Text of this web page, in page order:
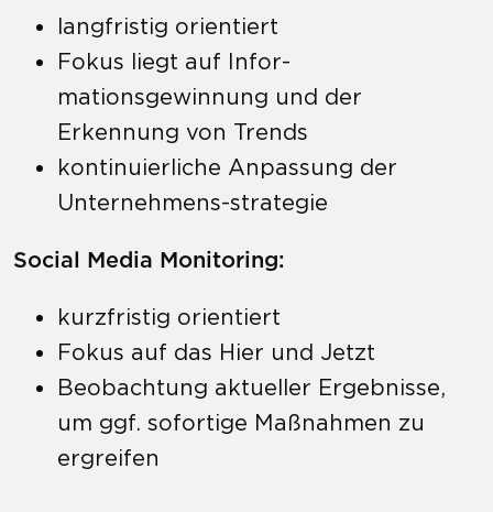
langfristig orientiert
Fokus liegt auf Infor-
mationsgewinnung und der
Erkennung von Trends
kontinuierliche Anpassung der
Unternehmens-strategie
Social Media Monitoring:
kurzfristig orientiert
Fokus auf das Hier und Jetzt
Beobachtung aktueller Ergebnisse,
um ggf. sofortige Maßnahmen zu
ergreifen